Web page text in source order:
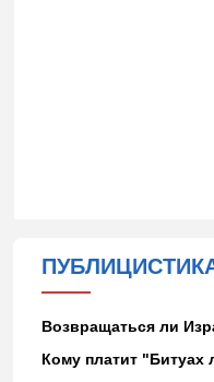
Возвращаться ли
Кому платит "Битуах